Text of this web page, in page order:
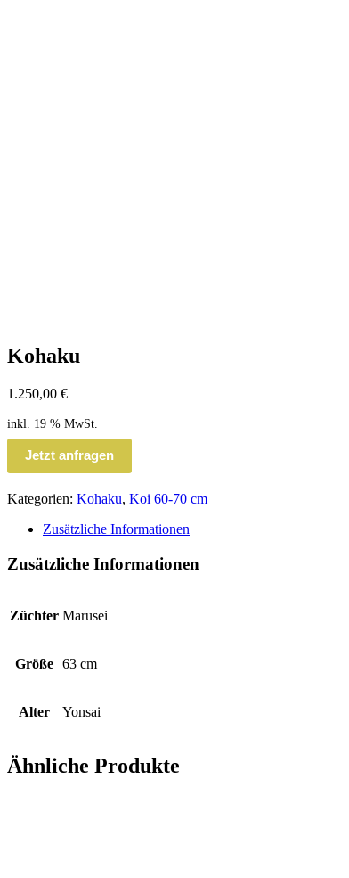
Kohaku
1.250,00 €
inkl. 19 % MwSt.
Jetzt anfragen
Kategorien: Kohaku, Koi 60-70 cm
Zusätzliche Informationen
Zusätzliche Informationen
Züchter Marusei
Größe 63 cm
Alter Yonsai
Ähnliche Produkte